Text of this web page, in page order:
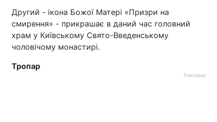
Тема оформлення
Другий - ікона Божої Матері «Призри на
смирення» - прикрашає в даний час головний
храм у Київському Свято-Введенському
чоловічому монастирі.
Тропар
Реклама